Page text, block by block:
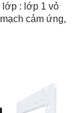
lớp : lớp 1 vỏ
cảm ứng,